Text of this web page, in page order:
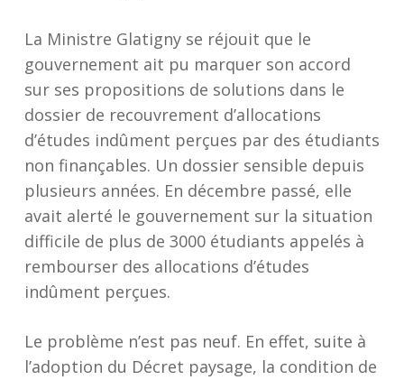
La Ministre Glatigny se réjouit que le
gouvernement ait pu marquer son accord
sur ses propositions de solutions dans le
dossier de recouvrement d’allocations
d’études indûment perçues par des étudiants
non finançables. Un dossier sensible depuis
plusieurs années. En décembre passé, elle
avait alerté le gouvernement sur la situation
difficile de plus de 3000 étudiants appelés à
rembourser des allocations d’études
indûment perçues.
Le problème n’est pas neuf. En effet, suite à
l’adoption du Décret paysage, la condition de